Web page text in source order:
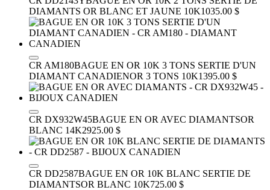
DIAMANTS OR BLANC ET JAUNE 10K1035.00 $
CR AM180BAGUE EN OR 10K 3 TONS SERTIE D'UN
DIAMANT CANADIENOR 3 TONS 10K1395.00 $
CR DX932W45BAGUE EN OR AVEC DIAMANTSOR
BLANC 14K2925.00 $
CR DD2587BAGUE EN OR 10K BLANC SERTIE DE
DIAMANTSOR BLANC 10K725.00 $